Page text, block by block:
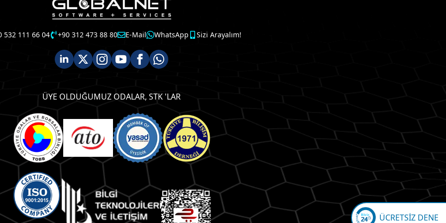
532 111 66 04 +90 312 473 88 80 E-Mail WhatsApp Sizi Arayalım!
ÜYE OLDUĞUMUZ ODALAR, STK 'LAR
ÜCRETSİZ DENE